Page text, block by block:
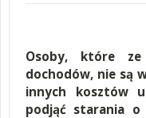
Osoby, które
dochodów, nie są
innych kosztów
podjąć starania o